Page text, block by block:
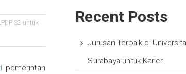
S2 untuk
pemerintah
Recent Posts
Jurusan Terbaik di
Surabaya untuk Karier